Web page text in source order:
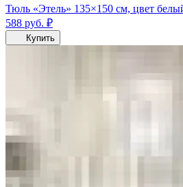
Тюль «Этель» 135×150 см, цвет
588 руб. ₽
Купить